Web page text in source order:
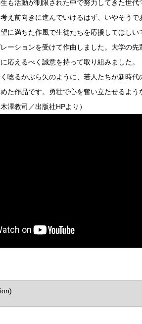
も活動が制限された中で努力してきた世代
え前向きに進んでいけるはず、いやそうで
に満ちた作風で生徒たちを応援してほしい
ーションを受けて作曲しました。大学の先
応えるべく誠意を持って取り組みました。
唸るかぶら矢のように、若人たちが新時代
た作品です。勇壮で心を奮い立たせるよう
澤教司／出版社HPより）